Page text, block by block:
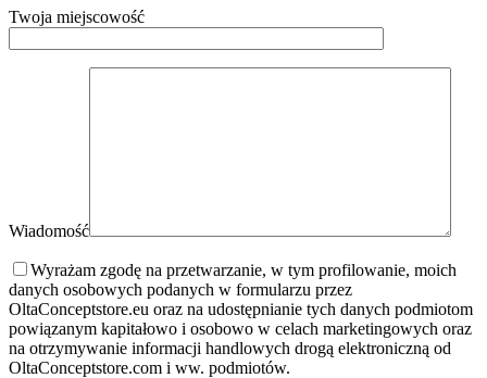
Twoja miejscowość
Wiadomość
Wyrażam zgodę na przetwarzanie, w tym profilowanie, moich
danych osobowych podanych w formularzu przez
OltaConceptstore.eu oraz na udostępnianie tych danych podmiotom
powiązanym kapitałowo i osobowo w celach marketingowych oraz
na otrzymywanie informacji handlowych drogą elektroniczną od
OltaConceptstore.com i ww. podmiotów.